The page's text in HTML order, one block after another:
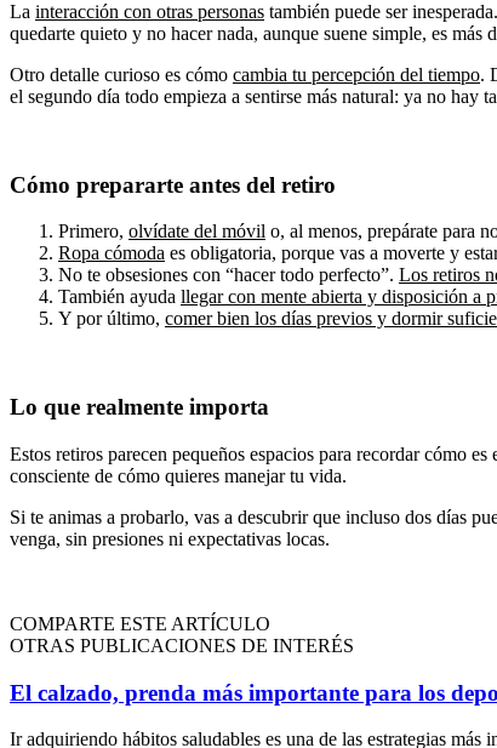
La interacción con otras personas también puede ser
quedarte quieto y no hacer nada, aunque suene simple, es
Otro detalle curioso es cómo cambia tu percepción del tiempo.
el segundo día todo empieza a sentirse más natural: ya no hay
Cómo prepararte antes del retiro
Primero, olvídate del móvil o, al menos, prepárate para
Ropa cómoda es obligatoria, porque vas a moverte y
No te obsesiones con “hacer todo perfecto”. Los retiros
También ayuda llegar con mente abierta y disposición a
Y por último, comer bien los días previos y dormir
Lo que realmente importa
Estos retiros parecen pequeños espacios para recordar cómo
consciente de cómo quieres manejar tu vida.
Si te animas a probarlo, vas a descubrir que incluso dos días
venga, sin presiones ni expectativas locas.
COMPARTE ESTE ARTÍCULO
OTRAS PUBLICACIONES DE INTERÉS
El calzado, prenda más importante para los
Ir adquiriendo hábitos saludables es una de las estrategias más